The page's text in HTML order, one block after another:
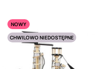
NOWY
CHWILOWO NIEDOSTĘPNE